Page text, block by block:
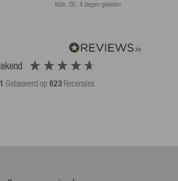
Gebaseerd op 623 Recensies
Köln, DE, 4 dagen geleden